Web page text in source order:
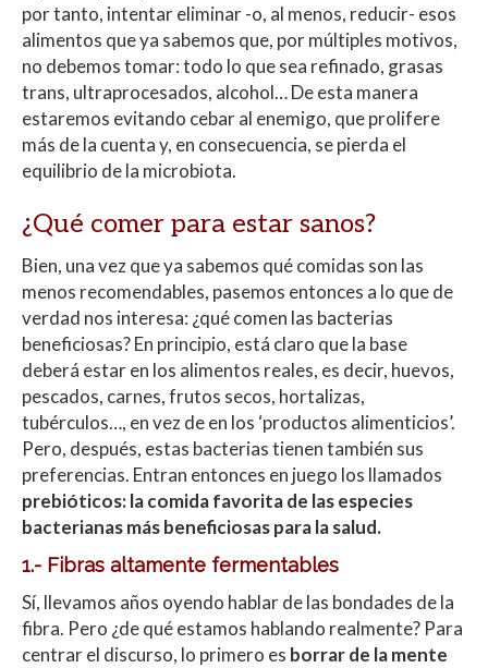
por tanto, intentar eliminar -o, al menos, reducir- esos
alimentos que ya sabemos que, por múltiples motivos,
no debemos tomar: todo lo que sea refinado, grasas
trans, ultraprocesados, alcohol… De esta manera
estaremos evitando cebar al enemigo, que prolifere
más de la cuenta y, en consecuencia, se pierda el
equilibrio de la microbiota.
¿Qué comer para estar sanos?
Bien, una vez que ya sabemos qué comidas son las
menos recomendables, pasemos entonces a lo que de
verdad nos interesa: ¿qué comen las bacterias
beneficiosas? En principio, está claro que la base
deberá estar en los alimentos reales, es decir, huevos,
pescados, carnes, frutos secos, hortalizas,
tubérculos…, en vez de en los ‘productos alimenticios’.
Pero, después, estas bacterias tienen también sus
preferencias. Entran entonces en juego los llamados
prebióticos: la comida favorita de las especies
bacterianas más beneficiosas para la salud.
1.- Fibras altamente fermentables
Sí, llevamos años oyendo hablar de las bondades de la
fibra. Pero ¿de qué estamos hablando realmente? Para
centrar el discurso, lo primero es borrar de la mente